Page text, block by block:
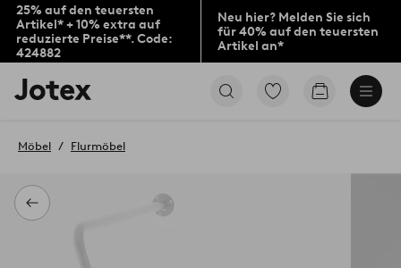
25% auf den teuersten
Artikel* + 10% extra auf
reduzierte Preise**. Code:
424882
Neu hier? Melden Sie sich
für 40% auf den teuersten
Artikel an*
Jotex-
Logo
Startseite
Zu
Zum
Zurück
Möbel Flurmöbel